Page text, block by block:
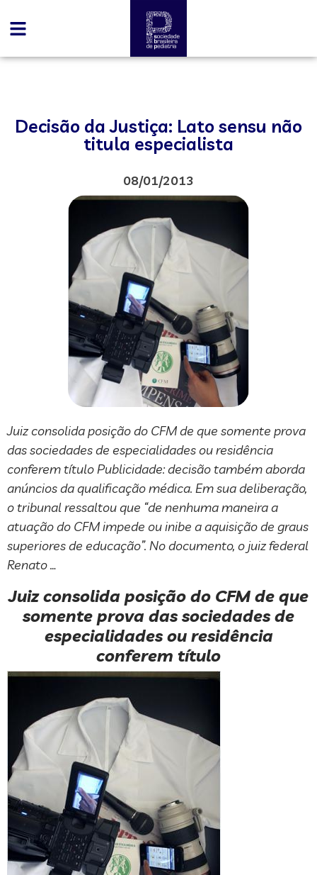
Decisão da Justiça: Lato sensu não
titula especialista
08/01/2013
Juiz consolida posição do CFM de que somente prova
das sociedades de especialidades ou residência
conferem título Publicidade: decisão também aborda
anúncios da qualificação médica. Em sua deliberação,
o tribunal ressaltou que “de nenhuma maneira a
atuação do CFM impede ou inibe a aquisição de graus
superiores de educação”. No documento, o juiz federal
Renato …
Juiz consolida posição do CFM de que
somente prova das sociedades de
especialidades ou residência
conferem título